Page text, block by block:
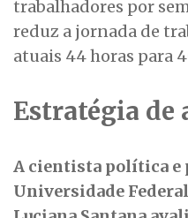
trabalhadores por
reduz a jornada de
atuais 44 horas para
Estratégia de
A cientista política e
Universidade